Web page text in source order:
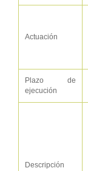
Actuación
Plazo de
ejecución
Descripción